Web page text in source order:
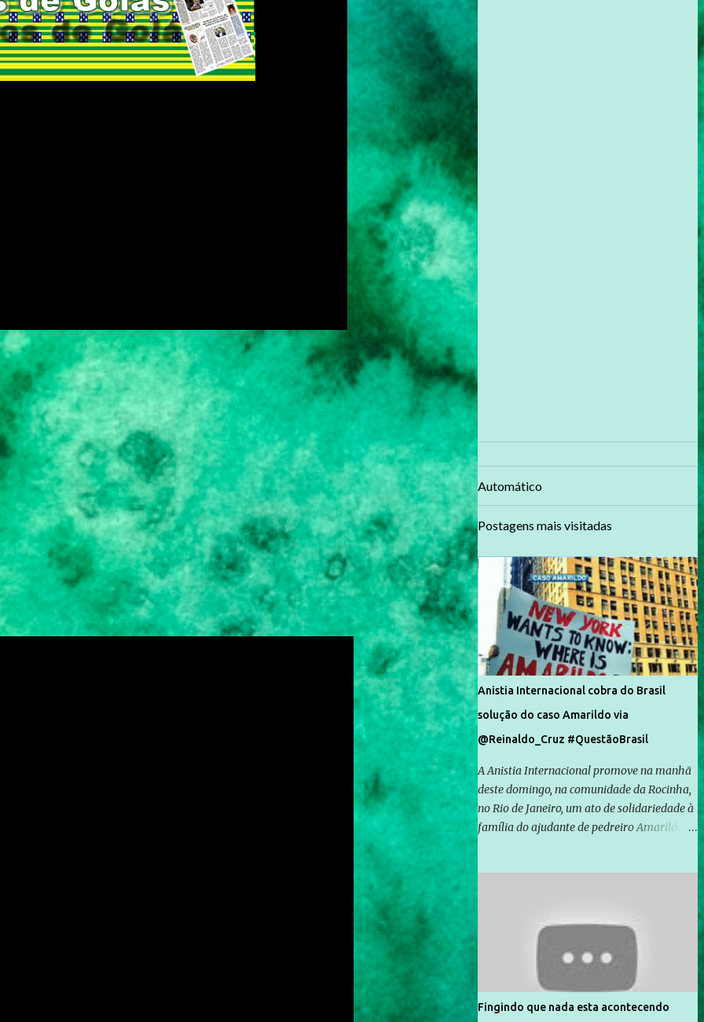
Automático
Postagens mais visitadas
Anistia Internacional cobra do Brasil
solução do caso Amarildo via
@Reinaldo_Cruz #QuestãoBrasil
A Anistia Internacional promove na manhã
deste domingo, na comunidade da Rocinha,
no Rio de Janeiro, um ato de solidariedade à
família do ajudante de pedreiro Amarildo de
Rocinha. A assessora de Direitos Humanos
da Anistia Internacional, Renata Neder, disse
à Agência Brasil que ações e atividades de
mobilização são feitas normalmente pela
organização não governamental. As ações
de solidariedade são promovidas em apoio
Fingindo que nada esta acontecendo